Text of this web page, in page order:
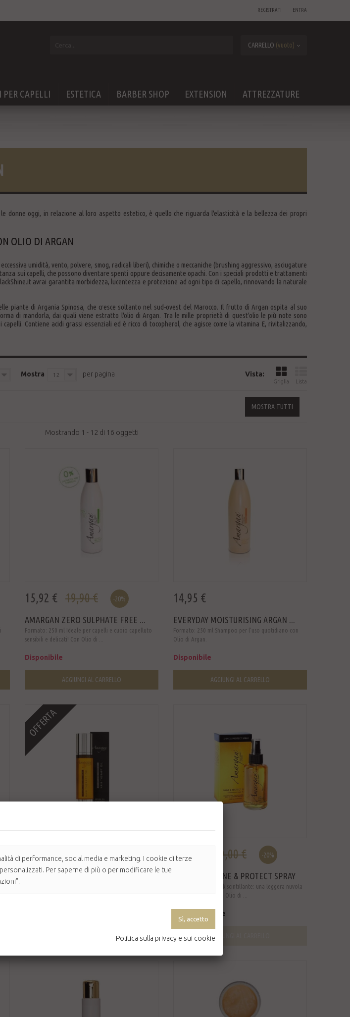
ENTRA
REGISTRATI
CARRELLO (vuoto)
ATTREZZATURE
EXTENSION
BARBER SHOP
ESTETICA
CAPELLI
le donne oggi, in relazione al loro aspetto estetico, è quello che riguarda l'elasticità e la bellezza dei propri
OLIO DI ARGAN
umidità, vento, polvere, smog, radicali liberi), chimiche o meccaniche (brushing aggressivo, asciugature
sui capelli, che possono diventare spenti oppure decisamente opachi. Con i speciali prodotti e trattamenti
avrai garantita morbidezza, lucentezza e protezione ad ogni tipo di capello, rinnovando la naturale
piante di Argania Spinosa, che cresce soltanto nel sud-ovest del Marocco. Il frutto di Argan ospita al suo
di mandorla, dai quali viene estratto l'olio di Argan. Tra le mille proprietà di quest'olio le più note sono
capelli. Contiene acidi grassi essenziali ed è ricco di tocopherol, che agisce come la vitamina E, rivitalizzando,
Vista:
Griglia Lista
Mostra 12 per pagina
MOSTRA TUTTI
Mostrando 1 - 12 di 16 oggetti
15,92 € 19,90 € -20%
AMARGAN ZERO SULPHATE FREE ...
Formato: 250 ml Ideale per capelli e cuoio capelluto
sensibili e delicati! Con Olio di ...
Disponibile
AGGIUNGI AL CARRELLO
14,95 €
EVERYDAY MOISTURISING ARGAN ...
Formato: 250 ml Shampoo per l’uso quotidiano con
Olio di Argan.
Disponibile
AGGIUNGI AL CARRELLO
OFFERTA
22,40 € 28,00 € -20%
AMARGAN HAIR THERAPY OIL
AGGIUNGI AL CARRELLO
23,20 € 29,00 € -20%
AMARGAN SHINE & PROTECT SPRAY
Il segreto per un look scintillante: una leggera nuvola
di luce arricchita con Olio di ...
Non disponibile
AGGIUNGI AL CARRELLO
di performance, social media e marketing. I cookie di terze
Per saperne di più o per modificare le tue
Politica sulla privacy e sui cookie